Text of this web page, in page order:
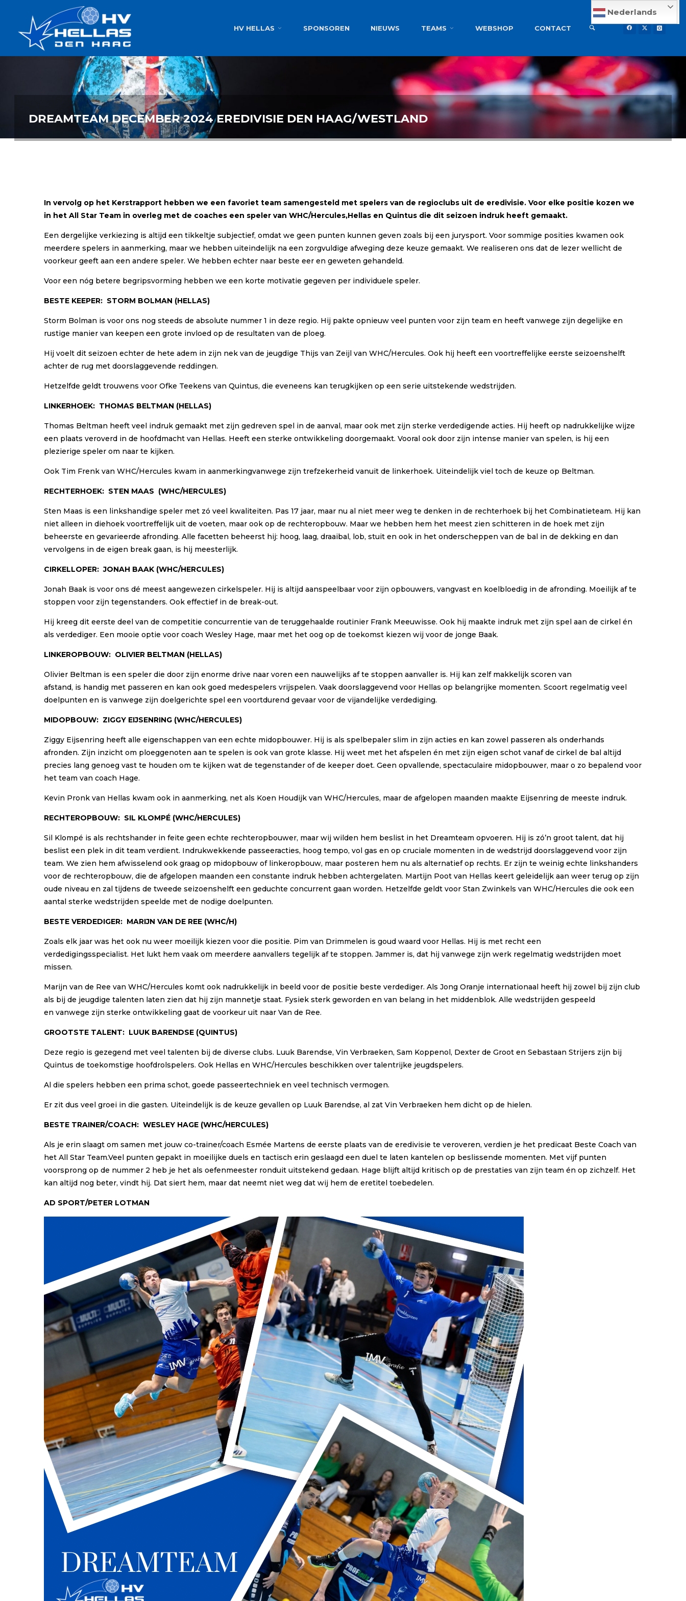
AMBITIE
HV HELLAS SPONSOREN NIEUWS TEAMS WEBSHOP CONTACT
Nederlands
DREAMTEAM DECEMBER 2024 EREDIVISIE DEN HAAG/WESTLAND
In vervolg op het Kerstrapport hebben we een favoriet team samengesteld met spelers van de regioclubs uit de eredivisie. Voor elke positie kozen we
in het All Star Team in overleg met de coaches een speler van WHC/Hercules,Hellas en Quintus die dit seizoen indruk heeft gemaakt.
Een dergelijke verkiezing is altijd een tikkeltje subjectief, omdat we geen punten kunnen geven zoals bij een jurysport. Voor sommige posities kwamen ook
meerdere spelers in aanmerking, maar we hebben uiteindelijk na een zorgvuldige afweging deze keuze gemaakt. We realiseren ons dat de lezer wellicht de
voorkeur geeft aan een andere speler. We hebben echter naar beste eer en geweten gehandeld.
Voor een nóg betere begripsvorming hebben we een korte motivatie gegeven per individuele speler.
BESTE KEEPER: STORM BOLMAN (HELLAS)
Storm Bolman is voor ons nog steeds de absolute nummer 1 in deze regio. Hij pakte opnieuw veel punten voor zijn team en heeft vanwege zijn degelijke en
rustige manier van keepen een grote invloed op de resultaten van de ploeg.
Hij voelt dit seizoen echter de hete adem in zijn nek van de jeugdige Thijs van Zeijl van WHC/Hercules. Ook hij heeft een voortreffelijke eerste seizoenshelft
achter de rug met doorslaggevende reddingen.
Hetzelfde geldt trouwens voor Ofke Teekens van Quintus, die eveneens kan terugkijken op een serie uitstekende wedstrijden.
LINKERHOEK: THOMAS BELTMAN (HELLAS)
Thomas Beltman heeft veel indruk gemaakt met zijn gedreven spel in de aanval, maar ook met zijn sterke verdedigende acties. Hij heeft op nadrukkelijke wijze
een plaats veroverd in de hoofdmacht van Hellas. Heeft een sterke ontwikkeling doorgemaakt. Vooral ook door zijn intense manier van spelen, is hij een
plezierige speler om naar te kijken.
Ook Tim Frenk van WHC/Hercules kwam in aanmerkingvanwege zijn trefzekerheid vanuit de linkerhoek. Uiteindelijk viel toch de keuze op Beltman.
RECHTERHOEK: STEN MAAS (WHC/HERCULES)
Sten Maas is een linkshandige speler met zó veel kwaliteiten. Pas 17 jaar, maar nu al niet meer weg te denken in de rechterhoek bij het Combinatieteam. Hij kan
niet alleen in diehoek voortreffelijk uit de voeten, maar ook op de rechteropbouw. Maar we hebben hem het meest zien schitteren in de hoek met zijn
beheerste en gevarieerde afronding. Alle facetten beheerst hij: hoog, laag, draaibal, lob, stuit en ook in het onderscheppen van de bal in de dekking en dan
vervolgens in de eigen break gaan, is hij meesterlijk.
CIRKELLOPER:JONAH BAAK(WHC/HERCULES)
Jonah Baak is voor ons dé meest aangewezen cirkelspeler. Hij is altijd aanspeelbaar voor zijn opbouwers, vangvast en koelbloedig in de afronding. Moeilijk af te
stoppen voor zijn tegenstanders. Ook effectief in de break-out.
Hij kreeg dit eerste deel van de competitie concurrentie van de teruggehaalde routinier Frank Meeuwisse. Ook hij maakte indruk met zijn spel aan de cirkel én
als verdediger. Een mooie optie voor coach Wesley Hage, maar met het oog op de toekomst kiezen wij voor de jonge Baak.
LINKEROPBOUW: OLIVIER BELTMAN (HELLAS)
Olivier Beltman is een speler die door zijn enorme drive naar voren een nauwelijks af te stoppen aanvaller is. Hij kan zelf makkelijk scoren van
afstand, is handig met passeren en kan ook goed medespelers vrijspelen. Vaak doorslaggevend voor Hellas op belangrijke momenten. Scoort regelmatig veel
doelpunten en is vanwege zijn doelgerichte spel een voortdurend gevaar voor de vijandelijke verdediging.
MIDOPBOUW: ZIGGY EIJSENRING (WHC/HERCULES)
Ziggy Eijsenring heeft alle eigenschappen van een echte midopbouwer. Hij is als spelbepaler slim in zijn acties en kan zowel passeren als onderhands
afronden. Zijn inzicht om ploeggenoten aan te spelen is ook van grote klasse. Hij weet met het afspelen én met zijn eigen schot vanaf de cirkel de bal altijd
precies lang genoeg vast te houden om te kijken wat de tegenstander of de keeper doet. Geen opvallende, spectaculaire midopbouwer, maar o zo bepalend voor
het team van coach Hage.
Kevin Pronk van Hellas kwam ook in aanmerking, net als Koen Houdijk van WHC/Hercules, maar de afgelopen maanden maakte Eijsenring de meeste indruk.
RECHTEROPBOUW: SIL KLOMPÉ (WHC/HERCULES)
Sil Klompé is als rechtshander in feite geen echte rechteropbouwer, maar wij wilden hem beslist in het Dreamteam opvoeren. Hij is zó’n groot talent, dat hij
beslist een plek in dit team verdient. Indrukwekkende passeeracties, hoog tempo, vol gas en op cruciale momenten in de wedstrijd doorslaggevend voor zijn
team. We zien hem afwisselend ook graag op midopbouw of linkeropbouw, maar posteren hem nu als alternatief op rechts. Er zijn te weinig echte linkshanders
voor de rechteropbouw, die de afgelopen maanden een constante indruk hebben achtergelaten. Martijn Poot van Hellas keert geleidelijk aan weer terug op zijn
oude niveau en zal tijdens de tweede seizoenshelft een geduchte concurrent gaan worden. Hetzelfde geldt voor Stan Zwinkels van WHC/Hercules die ook een
aantal sterke wedstrijden speelde met de nodige doelpunten.
BESTE VERDEDIGER: MARIJN VAN DE REE (WHC/H)
Zoals elk jaar was het ook nu weer moeilijk kiezen voor die positie. Pim van Drimmelen is goud waard voor Hellas. Hij is met recht een
verdedigingsspecialist. Het lukt hem vaak om meerdere aanvallers tegelijk af te stoppen. Jammer is, dat hij vanwege zijn werk regelmatig wedstrijden moet
missen.
Marijn van de Ree van WHC/Hercules komt ook nadrukkelijk in beeld voor de positie beste verdediger. Als Jong Oranje internationaal heeft hij zowel bij zijn club
als bij de jeugdige talenten laten zien dat hij zijn mannetje staat. Fysiek sterk geworden en van belang in het middenblok. Alle wedstrijden gespeeld
en vanwege zijn sterke ontwikkeling gaat de voorkeur uit naar Van de Ree.
GROOTSTE TALENT: LUUK BARENDSE (QUINTUS)
Deze regio is gezegend met veel talenten bij de diverse clubs. Luuk Barendse, Vin Verbraeken, Sam Koppenol, Dexter de Groot en Sebastaan Strijers zijn bij
Quintus de toekomstige hoofdrolspelers. Ook Hellas en WHC/Hercules beschikken over talentrijke jeugdspelers.
Al die spelers hebben een prima schot, goede passeertechniek en veel technisch vermogen.
Er zit dus veel groei in die gasten. Uiteindelijk is de keuze gevallen op Luuk Barendse, al zat Vin Verbraeken hem dicht op de hielen.
BESTE TRAINER/COACH: WESLEY HAGE (WHC/HERCULES)
Als je erin slaagt om samen met jouw co-trainer/coach Esmée Martens de eerste plaats van de eredivisie te veroveren, verdien je het predicaat Beste Coach van
het All Star Team.Veel punten gepakt in moeilijke duels en tactisch erin geslaagd een duel te laten kantelen op beslissende momenten. Met vijf punten
voorsprong op de nummer 2 heb je het als oefenmeester ronduit uitstekend gedaan. Hage blijft altijd kritisch op de prestaties van zijn team én op zichzelf. Het
kan altijd nog beter, vindt hij. Dat siert hem, maar dat neemt niet weg dat wij hem de eretitel toebedelen.
AD SPORT/PETER LOTMAN